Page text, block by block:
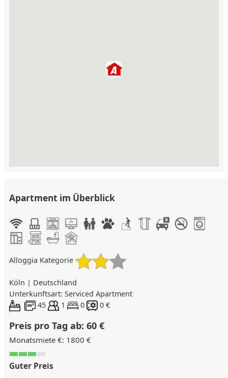
Apartment im Überblick
Alloggia Kategorie
Köln | Deutschland
Unterkunftsart: Serviced Apartment
45
1 0 0 €
Preis pro Tag ab: 60 €
Monatsmiete €: 1800 €
Guter Preis